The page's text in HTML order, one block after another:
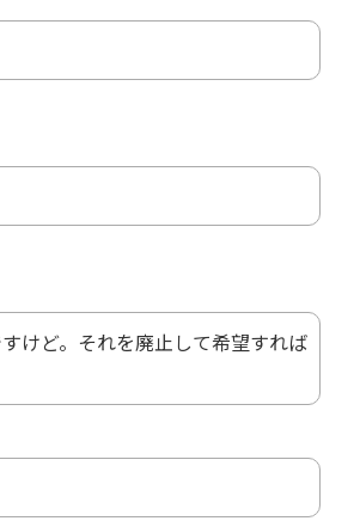
けど。それを廃止して希望すれば